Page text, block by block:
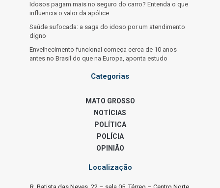
Idosos pagam mais no seguro do carro? Entenda o que
influencia o valor da apólice
Saúde sufocada: a saga do idoso por um atendimento
digno
Envelhecimento funcional começa cerca de 10 anos
antes no Brasil do que na Europa, aponta estudo
Categorias
MATO GROSSO
NOTÍCIAS
POLÍTICA
POLÍCIA
OPINIÃO
Localização